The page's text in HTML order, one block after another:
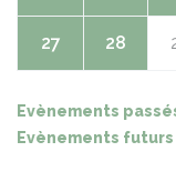
27 28
Evènements
Evènements